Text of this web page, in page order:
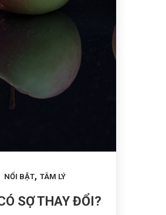
NỔI BẬT, TÂM LÝ
SỢ THAY ĐỔI?